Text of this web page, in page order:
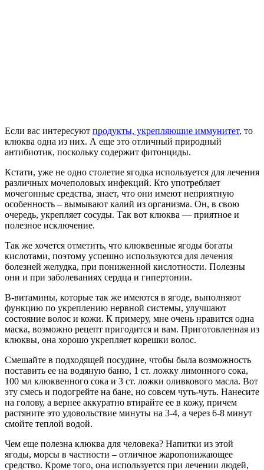
Если вас интересуют продукты, укрепляющие иммунитет, то
клюква одна из них. А еще это отличный природный
антибиотик, поскольку содержит фитонциды.
Кстати, уже не одно столетие ягодка используется для лечения
различных мочеполовых инфекций. Кто употребляет
мочегонные средства, знает, что они имеют неприятную
особенность – вымывают калий из организма. Он, в свою
очередь, укрепляет сосуды. Так вот клюква — приятное и
полезное исключение.
Так же хочется отметить, что клюквенные ягоды богаты
кислотами, поэтому успешно используются для лечения
болезней желудка, при пониженной кислотности. Полезны
они и при заболеваниях сердца и гипертонии.
В-витамины, которые так же имеются в ягоде, выполняют
функцию по укреплению нервной системы, улучшают
состояние волос и кожи. К примеру, мне очень нравится одна
маска, возможно рецепт пригодится и вам. Приготовленная из
клюквы, она хорошо укрепляет корешки волос.
Смешайте в подходящей посудине, чтобы была возможность
поставить ее на водяную баню, 1 ст. ложку лимонного сока,
100 мл клюквенного сока и 3 ст. ложки оливкового масла. Вот
эту смесь и подогрейте на бане, но совсем чуть-чуть. Нанесите
на голову, а вернее аккуратно втирайте ее в кожу, причем
растяните это удовольствие минуты на 3-4, а через 6-8 минут
смойте теплой водой.
Чем еще полезна клюква для человека? Напитки из этой
ягоды, морсы в частности – отличное жаропонижающее
средство. Кроме того, она используется при лечении людей,